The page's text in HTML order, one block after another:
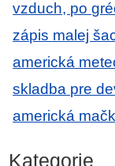
vzduch, po
zápis malej
americká
skladba pre
americká
Kategorie